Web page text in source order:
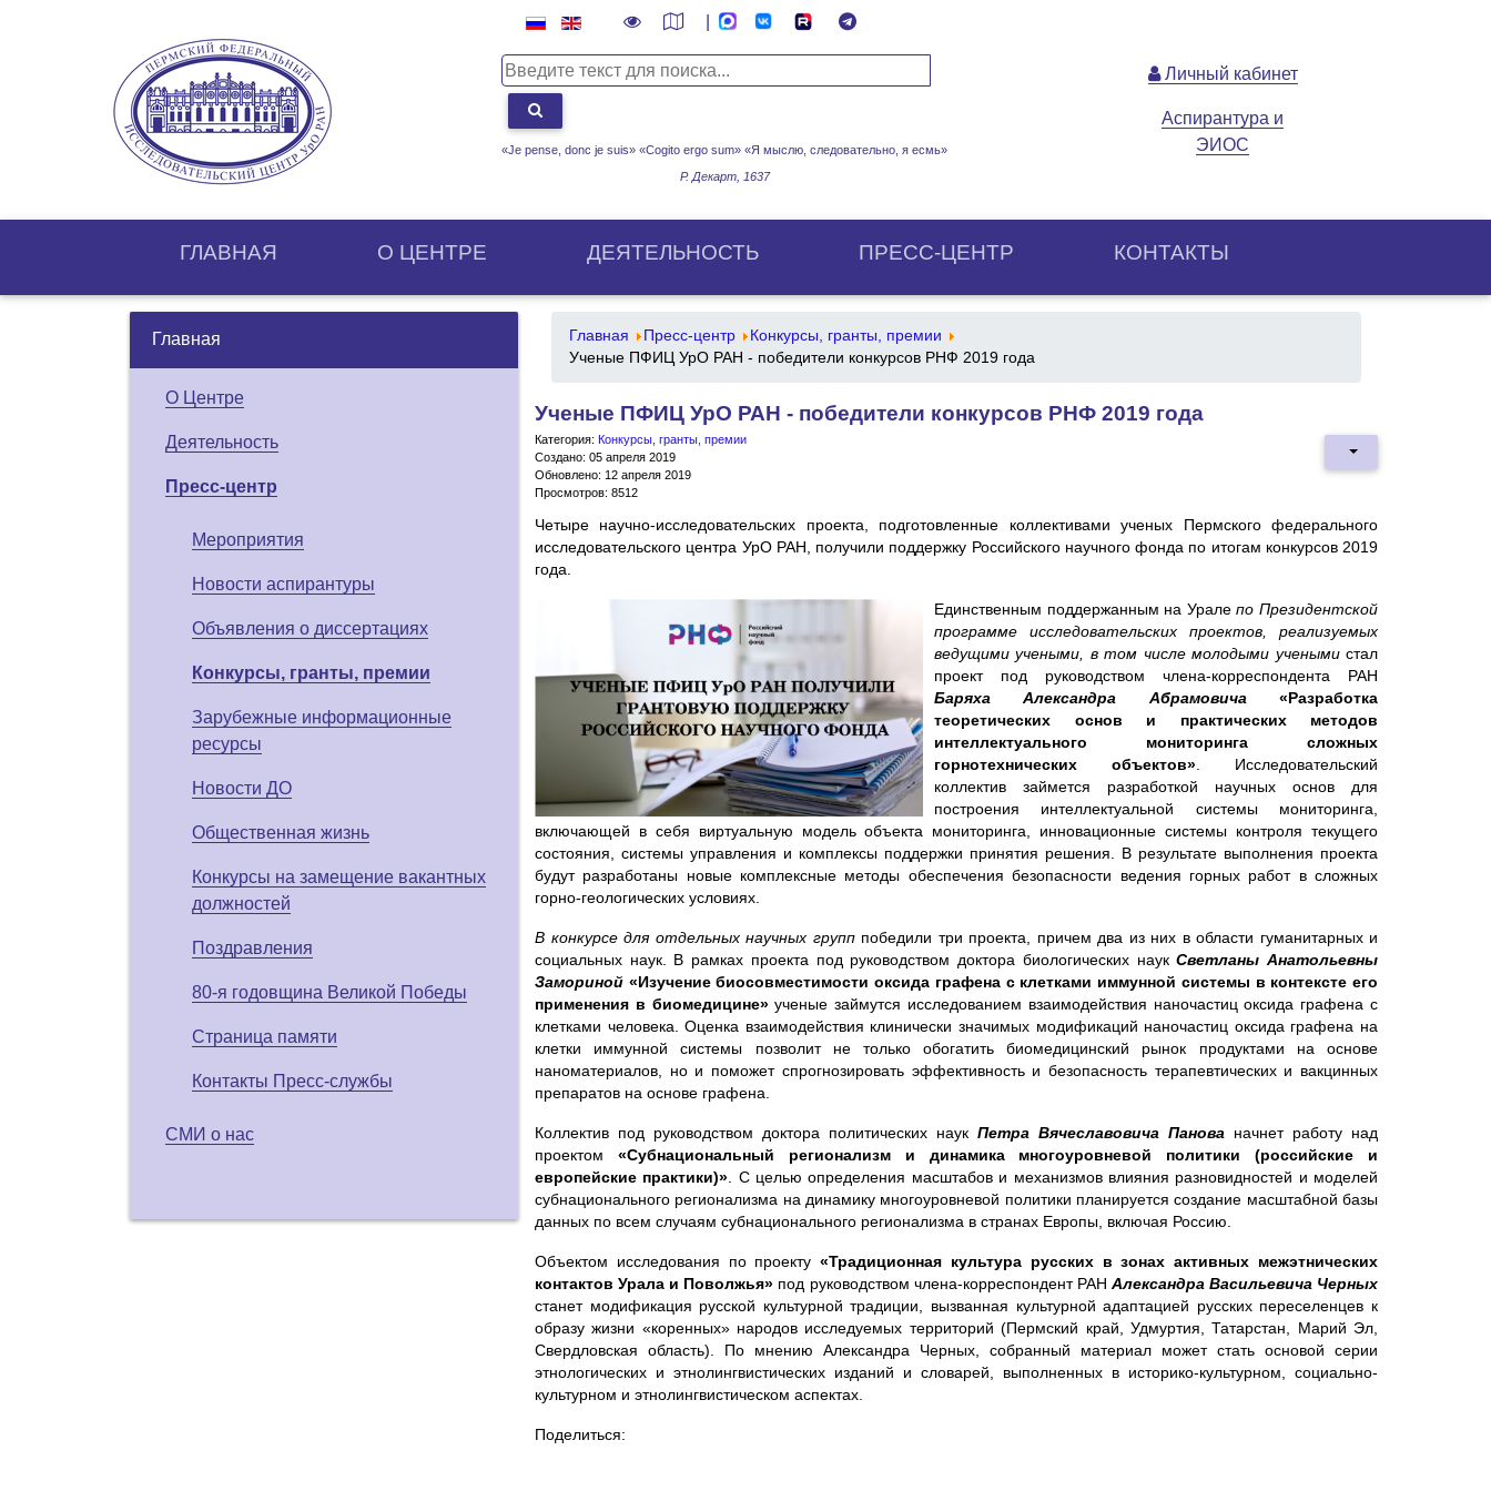
«Je pense, donc je suis» «Cogito ergo sum» «Я мыслю, следовательно, я есмь»
Р. Декарт, 1637
Личный кабинет
Аспирантура и
ЭИОС
ГЛАВНАЯ О ЦЕНТРE ДЕЯТЕЛЬНОСТЬ ПРЕСС-ЦЕНТР КОНТАКТЫ
Главная
О Центре
Деятельность
Пресс-центр
Мероприятия
Новости аспирантуры
Объявления о диссертациях
Конкурсы, гранты, премии
Зарубежные информационные
ресурсы
Новости ДО
Общественная жизнь
Конкурсы на замещение вакантных
должностей
Поздравления
80-я годовщина Великой Победы
Страница памяти
Контакты Пресс-службы
СМИ о нас
Главная Пресс-центр
Конкурсы, гранты, премии
Ученые ПФИЦ УрО РАН - победители конкурсов РНФ 2019 года
Ученые ПФИЦ УрО РАН - победители конкурсов РНФ 2019 года
Категория: Конкурсы, гранты, премии
Создано: 05 апреля 2019
Обновлено: 12 апреля 2019
Просмотров: 8512
Четыре научно-исследовательских проекта, подготовленные коллективами ученых Пермского федерального
исследовательского центра УрО РАН, получили поддержку Российского научного фонда по итогам конкурсов 2019
года.
Единственным поддержанным на Уралепо Президентской
программе исследовательских проектов, реализуемых
ведущими учеными, в том числе молодыми ученымистал
проект под руководством члена-корреспондента РАН
Баряха Александра Абрамовича «Разработка
теоретических основ и практических методов
интеллектуального мониторинга сложных
горнотехнических объектов» . Исследовательский
коллектив займется разработкой научных основ для
построения интеллектуальной системы мониторинга,
включающей в себя виртуальную модель объекта мониторинга, инновационные системы контроля текущего
состояния, системы управления и комплексы поддержки принятия решения. В результате выполнения проекта
будут разработаны новые комплексные методы обеспечения безопасности ведения горных работ в сложных
горно-геологических условиях.
В конкурсе для отдельных научных групппобедили три проекта, причем два из них в области гуманитарных и
социальных наук. В рамках проекта под руководством доктора биологических наукСветланы Анатольевны
Замориной «Изучение биосовместимости оксида графена с клетками иммунной системы в контексте его
применения в биомедицине»ученые займутся исследованием взаимодействия наночастиц оксида графена с
клетками человека. Оценка взаимодействия клинически значимых модификаций наночастиц оксида графена на
клетки иммунной системы позволит не только обогатить биомедицинский рынок продуктами на основе
наноматериалов, но и поможет спрогнозировать эффективность и безопасность терапевтических и вакцинных
препаратов на основе графена.
Коллектив под руководством доктора политических наук Петра Вячеславовича Панова начнет работу над
проектом «Субнациональный регионализм и динамика многоуровневой политики (российские и
европейские практики)» . С целью определения масштабов и механизмов влияния разновидностей и моделей
субнационального регионализма на динамику многоуровневой политики планируется создание масштабной базы
данных по всем случаям субнационального регионализма в странах Европы, включая Россию.
Объектом исследования по проекту«Традиционная культура русских в зонах активных межэтнических
контактов Урала и Поволжья» под руководством члена-корреспондент РАН Александра Васильевича Черных
станет модификация русской культурной традиции, вызванная культурной адаптацией русских переселенцев к
образу жизни «коренных» народов исследуемых территорий (Пермский край, Удмуртия, Татарстан, Марий Эл,
Свердловская область). По мнению Александра Черных, собранный материал может стать основой серии
этнологических и этнолингвистических изданий и словарей, выполненных в историко-культурном, социально-
культурном и этнолингвистическом аспектах.
Поделиться: